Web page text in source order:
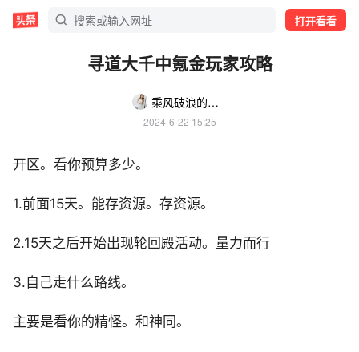
打开看看
寻道大千中氪金玩家攻略
乘风破浪的云朵rihLxE
2024-6-22 15:25
开区。看你预算多少。
1.前面15天。能存资源。存资源。
2.15天之后开始出现轮回殿活动。量力而行
3.自己走什么路线。
主要是看你的精怪。和神同。